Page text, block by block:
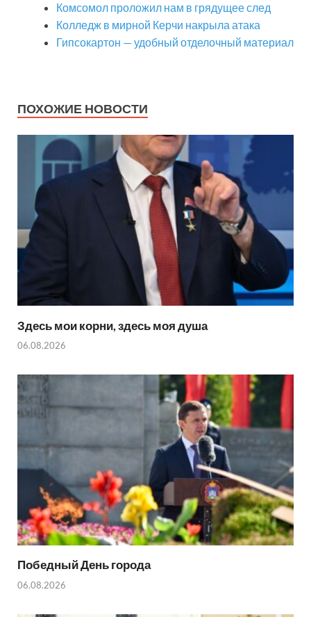
Комсомол проложил нам в грядущее след
Колледж в мирной Керчи накрыла атака
Гипсокартон — удобный отделочный материал
ПОХОЖИЕ НОВОСТИ
Здесь мои корни, здесь моя душа
06.08.2026
Победный День города
06.08.2026